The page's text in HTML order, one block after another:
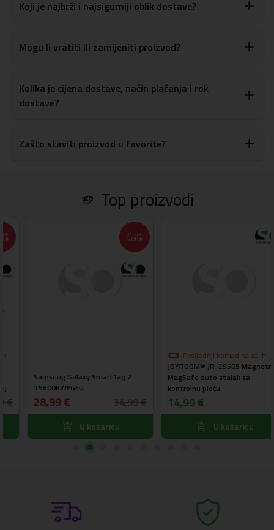
glasnoće, tipki za uključivanje/isključivanje, kao i postavkama za
otisaka prstiju, prašine ili drugih mrlja
Koji je najbrži i najsigurniji oblik dostave?
Mogu li vratiti ili zamijeniti proizvod?
Kolika je cijena dostave, način plaćanja i rok
dostave?
Zašto staviti proizvod u favorite?
🫵 Top proizvodi
UŠTEDA
6,00 €
Samsung Galaxy SmartTag 2
T5600BWEGEU
28,99 €
U košaricu
Posljednji komad na zalihi
JOYROOM® JR-ZS505 Magnetni
MagSafe auto stalak za
kontrolnu ploču
14,99 €
U košaricu